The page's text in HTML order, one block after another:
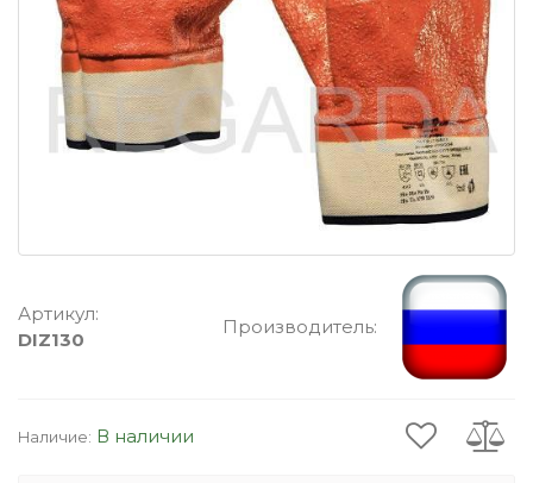
Артикул:
DIZ130
Производитель:
Наличие: В наличии